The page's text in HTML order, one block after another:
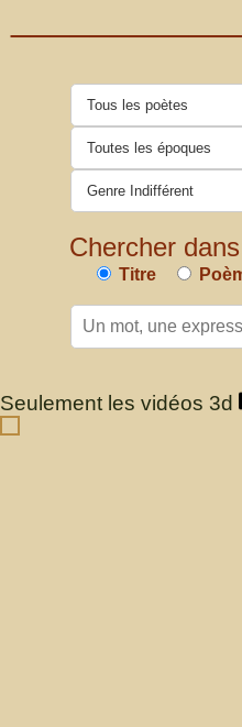
Chercher
Titre
Seulement les vidéos 3d